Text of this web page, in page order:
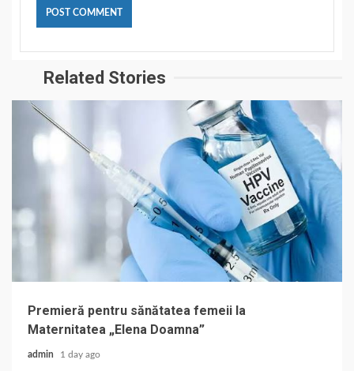
Related Stories
Premieră pentru sănătatea femeii la
Maternitatea „Elena Doamna”
admin 1 day ago